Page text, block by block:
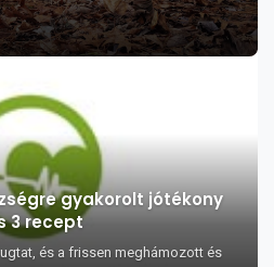
gyakorolt jótékony
3 recept
és a frissen meghámozott és